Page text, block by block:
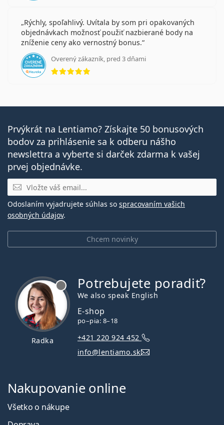
Rýchly, spoľahlivý. Uvítala by som pri opakovaných
objednávkach možnosť použiť nazbierané body na
zníženie ceny ako vernostný bonus.
Overený zákazník, pred 3 dňami
hodnotenie 5 z 5
Prvýkrát na Lentiamo? Získajte 50 bonusových
bodov za prihlásenie sa k odberu nášho
newslettra a vyberte si darček zdarma k vašej
prvej objednávke.
E-mail
Chcem novinky
Odoslaním vyjadrujete súhlas so spracovaním vašich
osobných údajov.
Radka
Potrebujete poradiť?
We also speak English
E-shop
po–pia: 8–18
+421 220 924 452
info@lentiamo.sk
Nakupovanie online
Všetko o nákupe